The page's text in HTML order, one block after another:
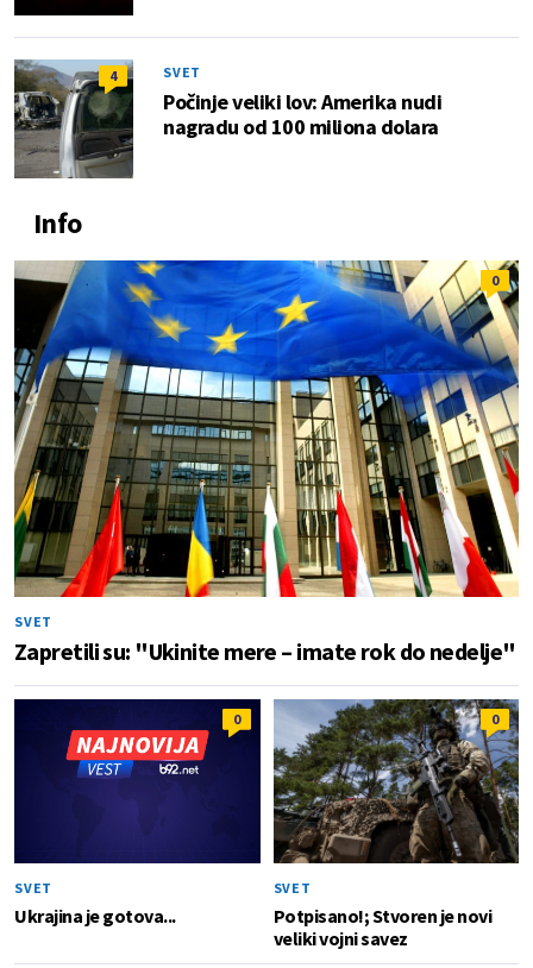
4 SVET
Počinje veliki lov: Amerika nudi
nagradu od 100 miliona dolara
Info
0
SVET
Zapretili su: "Ukinite mere – imate rok do nedelje"
0
SVET
Ukrajina je gotova...
0
SVET
Potpisano!; Stvoren je novi
veliki vojni savez